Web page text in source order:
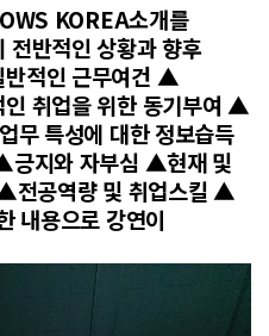
KOREA소개를
반적인 상황과 향후
적인 근무여건 ▲
취업을 위한 동기부여 ▲
무 특성에 대한 정보습득
지와 자부심 ▲현재 및
전공역량 및 취업스킬 ▲
내용으로 강연이